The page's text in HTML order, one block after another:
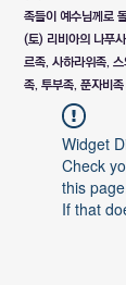
족들이 예수님께로
(토) 리비아의 나푸
르족, 사하라위족,
족, 투부족, 푼자비
Widget
Check
this
If that